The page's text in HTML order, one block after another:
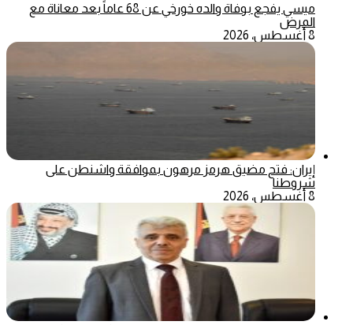
ميسي يفجع بوفاة والده خورخي عن 68 عاماً بعد معاناة مع
المرض
8 أغسطس، 2026
إيران: فتح مضيق هرمز مرهون بموافقة واشنطن على
شروطنا
8 أغسطس، 2026